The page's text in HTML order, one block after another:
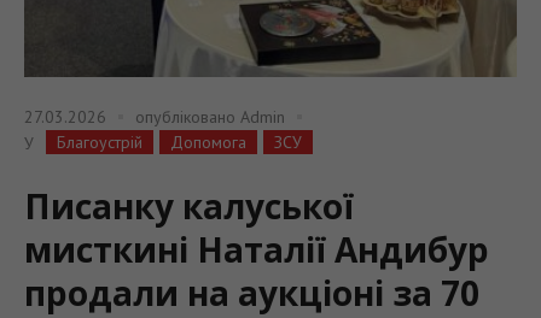
27.03.2026 опубліковано Admin
У
Благоустрій Допомога ЗСУ
Писанку калуської
мисткині Наталії Андибур
продали на аукціоні за 70